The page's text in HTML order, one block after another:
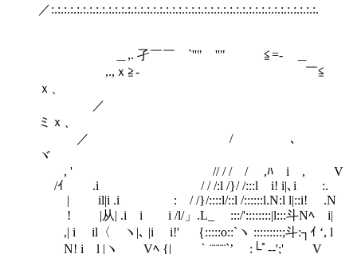
／:.:.:.:.:.:.:.:.:.:.:.:.:.:.:.:.:.:.:.:.:.:.:.:.:.:.:.:.:.:.:.:.:.:.:.:.:.:.:.:.:.:.
＿,. 孑￣￣ `''" ''" ≦=- ＿
,.,ｘ≧- ￣≦
ｘ、
／
ミｘ、
／ / ､
ヾ
, ' // / / / ,ﾊ i , V
/ｲ .i / / /:l /}/ /:::l i! i|､i :.
| il|i .i : / /}/::::l/::l /::::::l.N:l l|::i! .N
! |从| .i i i /l/」.L_ :::/'::::::::|l:::斗Nﾍ i|
,| i il〈 ヽ|､ |i i!' ｛:::::o::`ヽ :::::::::;斗:┐ｲ ‘, l
N! i l |ヽ Vﾍ {| ｀¨¨¨¨`’ :└ﾟ-‐';' V